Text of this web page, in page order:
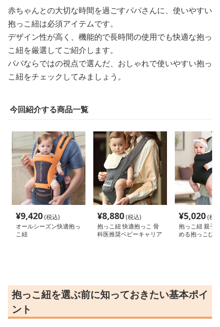
赤ちゃんとの大切な時間を過ごすパパさんに、使いやすい
抱っこ紐は必須アイテムです。
デザイン性が高く、機能的で長時間の使用でも快適な抱っ
こ紐を厳選してご紹介します。
パパならではの視点で選んだ、おしゃれで使いやすい抱っ
こ紐をチェックしてみましょう。
今回紹介する商品一覧
¥9,420(税込)
オールシーズン快適抱っ
こ紐
¥8,880(税込)
抱っこ紐 快適抱っこ 骨
科医推奨ベビーキャリア
¥5,020(税
抱っこ紐 親子
める抱っこひも
抱っこ紐を選ぶ前に知っておきたい基本ポイ
ント